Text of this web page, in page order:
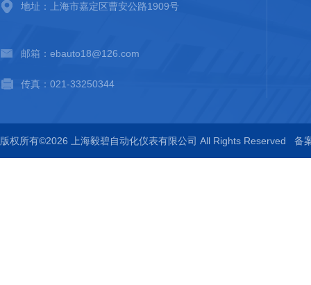
地址：上海市嘉定区曹安公路1909号
邮箱：ebauto18@126.com
传真：021-33250344
版权所有©2026 上海毅碧自动化仪表有限公司 All Rights Reserved 备